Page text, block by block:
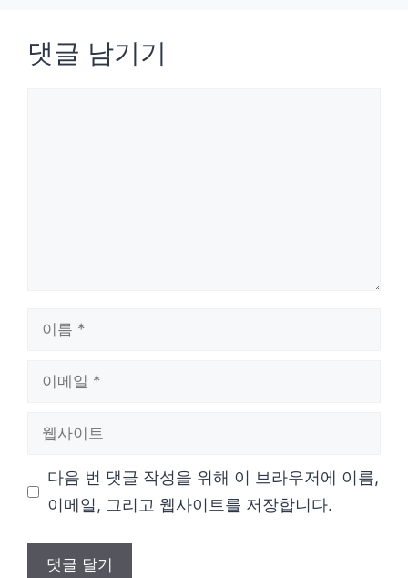
댓글 남기기
다음 번 댓글 작성을 위해 이 브라우저에 이름,
이메일, 그리고 웹사이트를 저장합니다.